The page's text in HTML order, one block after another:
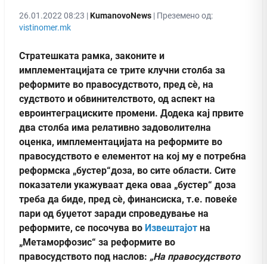
26.01.2022 08:23 |KumanovoNews | Преземено од:
vistinomer.mk
Стратешката рамка, законите и
имплементацијата се трите клучни столба за
реформите во правосудството, пред сѐ, на
судството и обвинителството, од аспект на
евроинтеграциските промени. Додека кај првите
два столба има релативно задоволителна
оценка, имплементацијата на реформите во
правосудството е елементoт на кој му е потребна
реформска „бустер“доза, во сите области. Сите
показатели укажуваат дека оваа „бустер“ доза
треба да биде, пред сѐ, финансиска, т.е. повеќе
пари од буџетот заради спроведување на
реформите, се посочува во Извештајот на
„Метаморфозис“ за реформите во
правосудството под наслов: „На правосудството